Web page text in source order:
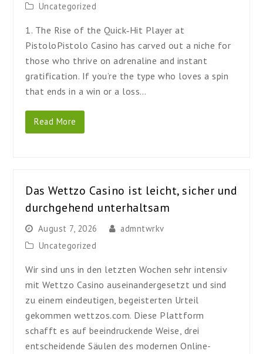
Uncategorized
1. The Rise of the Quick‑Hit Player at
PistoloPistolo Casino has carved out a niche for
those who thrive on adrenaline and instant
gratification. If you’re the type who loves a spin
that ends in a win or a loss…
Read More
Das Wettzo Casino ist leicht, sicher und
durchgehend unterhaltsam
August 7, 2026
admntwrkv
Uncategorized
Wir sind uns in den letzten Wochen sehr intensiv
mit Wettzo Casino auseinandergesetzt und sind
zu einem eindeutigen, begeisterten Urteil
gekommen wettzos.com. Diese Plattform
schafft es auf beeindruckende Weise, drei
entscheidende Säulen des modernen Online-